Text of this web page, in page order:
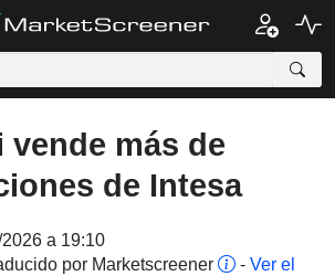
vende más de
de Intesa
a 19:10
por Marketscreener
- Ver el